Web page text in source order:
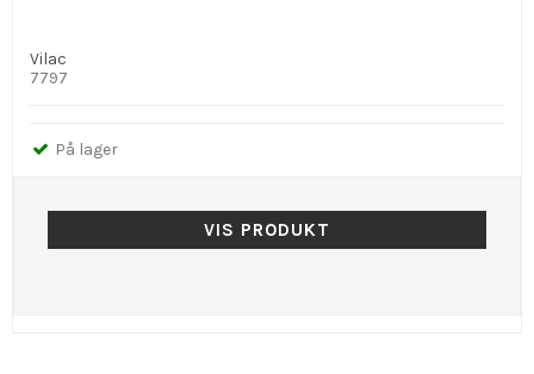
Vilac
7797
På lager
VIS PRODUKT